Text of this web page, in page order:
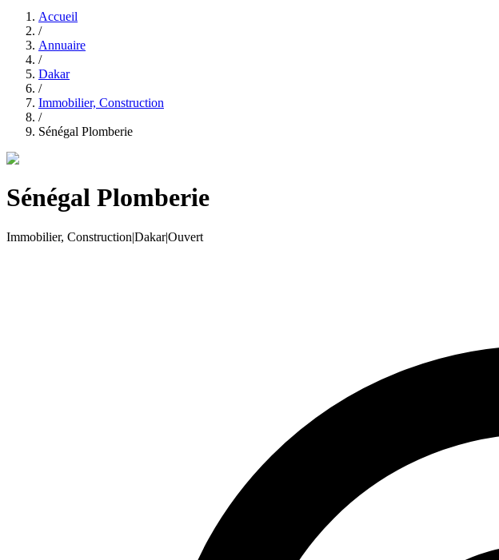
Accueil
/
Annuaire
/
Dakar
/
Immobilier, Construction
/
Sénégal Plomberie
Sénégal Plomberie
Immobilier, Construction|Dakar|Ouvert